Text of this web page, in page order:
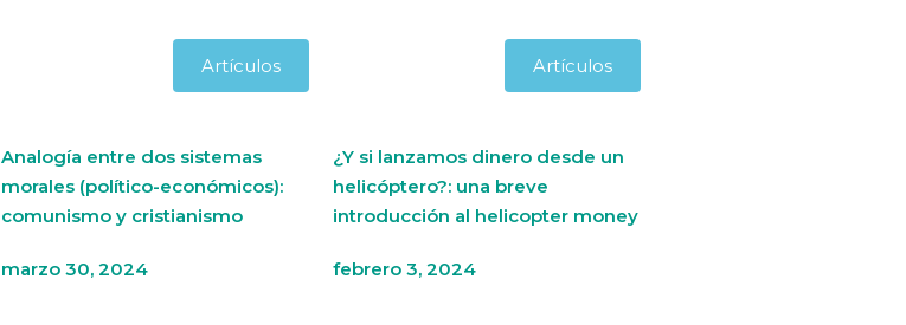
Artículos
Analogía entre dos sistemas
morales (político-económicos):
comunismo y cristianismo
marzo 30, 2024
Artículos
¿Y si lanzamos dinero desde un
helicóptero?: una breve
introducción al helicopter money
febrero 3, 2024